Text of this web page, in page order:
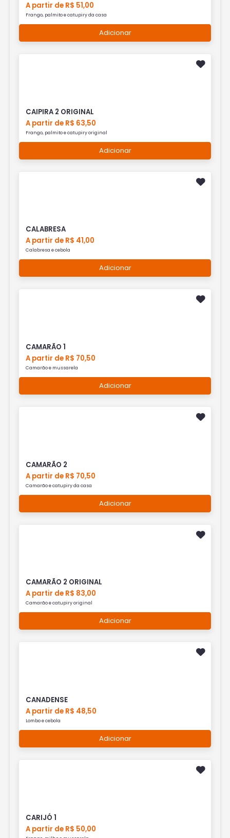
A partir de R$ 51,00
Frango, palmito e catupiry da casa
Adicionar
CAIPIRA 2 ORIGINAL
A partir de R$ 63,50
Frango, palmito e catupiry original
Adicionar
CALABRESA
A partir de R$ 41,00
Calabresa e cebola
Adicionar
CAMARÃO 1
A partir de R$ 70,50
Camarão e mussarela
Adicionar
CAMARÃO 2
A partir de R$ 70,50
Camarão e catupiry da casa
Adicionar
CAMARÃO 2 ORIGINAL
A partir de R$ 83,00
Camarão e catupiry original
Adicionar
CANADENSE
A partir de R$ 48,50
Lombo e cebola
Adicionar
CARIJÓ 1
A partir de R$ 50,00